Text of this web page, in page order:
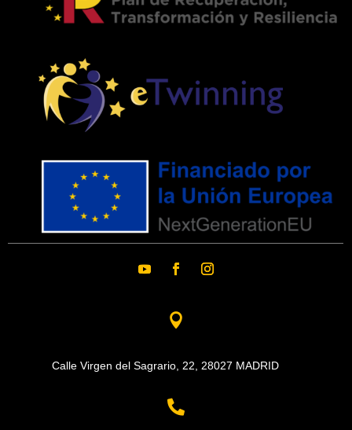

Calle Virgen del Sagrario, 22, 28027 MADRID
